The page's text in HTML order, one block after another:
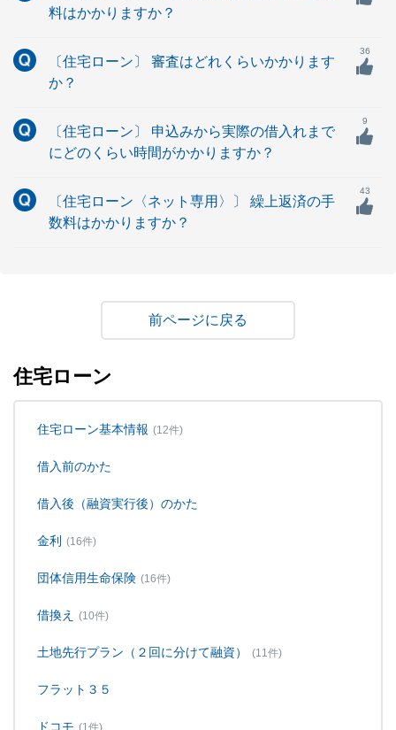
料はかかりますか？
〔住宅ローン〕 審査はどれくらいかかります
か？
36
〔住宅ローン〕 申込みから実際の借入れまで
にどのくらい時間がかかりますか？
9
〔住宅ローン〈ネット専用〉〕 繰上返済の手
数料はかかりますか？
43
戻る
住宅ローン
住宅ローン基本情報 (12件)
借入前のかた
借入後（融資実行後）のかた
金利 (16件)
団体信用生命保険 (16件)
借換え (10件)
土地先行プラン（２回に分けて融資） (11件)
フラット３５
ドコモ (1件)